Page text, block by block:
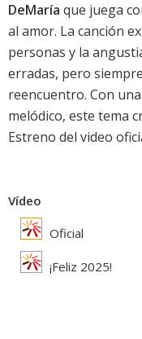
DeMaría que juega
al amor. La canción
personas y la
erradas, pero
reencuentro. Con
melódico, este tema
Estreno del video
Vídeo
Oficial
¡Feliz 2025!